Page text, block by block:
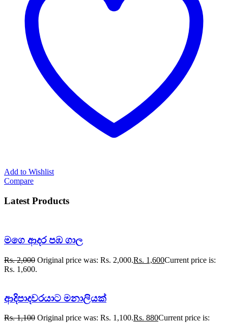
Add to Wishlist
Compare
Latest Products
මගෙ ආදර පඹ ගාල
Rs.2,000 Original price was: Rs. 2,000.Rs. 1,600Current price is:
Rs. 1,600.
ආදිපාදවරයාට මනාලියක්
Rs.1,100 Original price was: Rs. 1,100.Rs. 880Current price is: